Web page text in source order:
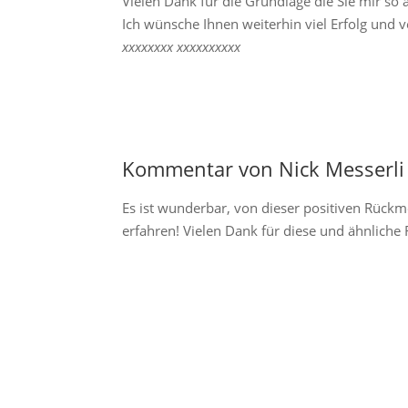
Ich wünsche Ihnen weiterhin viel Erfolg und
xxxxxxxx xxxxxxxxxx
Kommentar von Nick
Es ist wunderbar, von dieser positiven
erfahren! Vielen Dank für diese und ähnliche